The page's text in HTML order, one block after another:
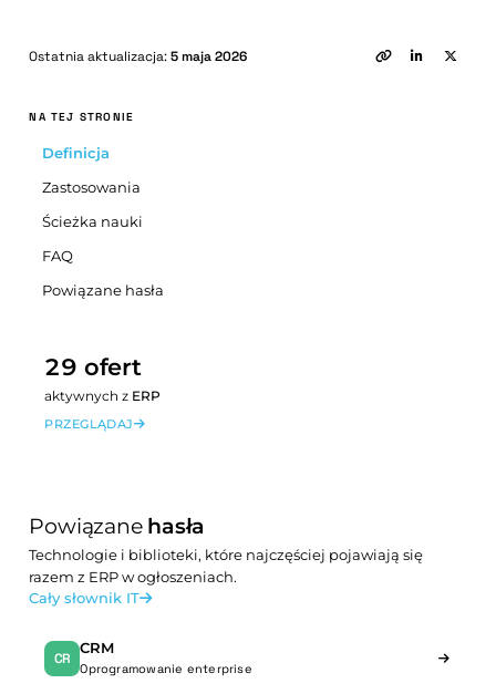
Ostatnia aktualizacja:5 maja 2026
NA TEJ STRONIE
Definicja
Zastosowania
Ścieżka nauki
FAQ
Powiązane hasła
29 ofert
aktywnych z ERP
PRZEGLĄDAJ
Powiązane hasła
Technologie i biblioteki, które najczęściej pojawiają się
razem z ERP w ogłoszeniach.
Cały słownik IT
CR
CRM
Oprogramowanie enterprise